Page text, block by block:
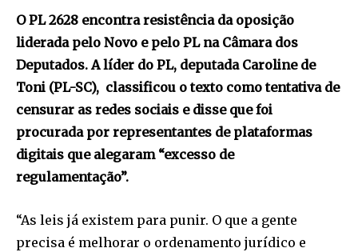
O PL 2628 encontra resistência da oposição
liderada pelo Novo e pelo PL na Câmara dos
Deputados. A líder do PL, deputada Caroline de
Toni (PL-SC), classificou o texto como tentativa de
censurar as redes sociais e disse que foi
procurada por representantes de plataformas
digitais que alegaram “excesso de
regulamentação”.
“As leis já existem para punir. O que a gente
precisa é melhorar o ordenamento jurídico e